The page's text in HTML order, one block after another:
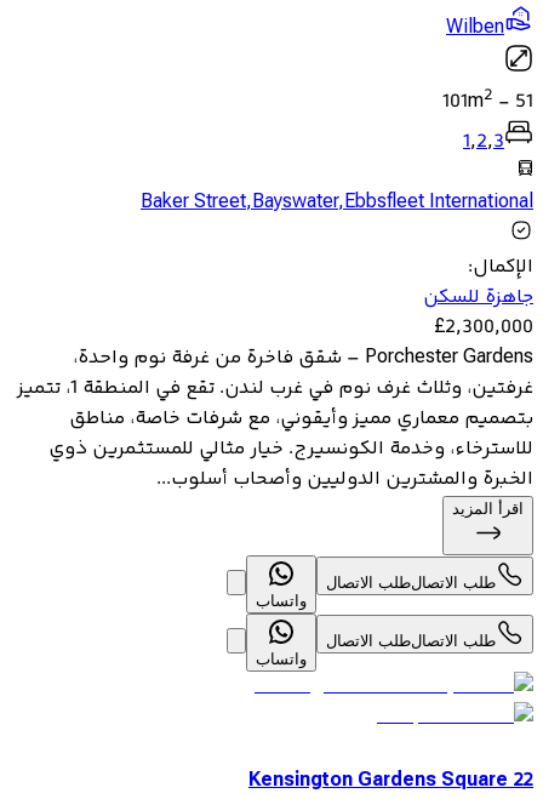
Wilben
51
-
101m2
1,2,3
Baker Street,Bayswater,Ebbsfleet International
الإكمال:
جاهزة للسكن
£2,300,000
Porchester Gardens – شقق فاخرة من غرفة نوم واحدة،
غرفتين، وثلاث غرف نوم في غرب لندن. تقع في المنطقة 1، تتميز
بتصميم معماري مميز وأيقوني، مع شرفات خاصة، مناطق
للاسترخاء، وخدمة الكونسيرج. خيار مثالي للمستثمرين ذوي
الخبرة والمشترين الدوليين وأصحاب أسلوب...
اقرأ المزيد
طلب الاتصالطلب الاتصال
واتساب
طلب الاتصالطلب الاتصال
واتساب
22 Kensington Gardens Square